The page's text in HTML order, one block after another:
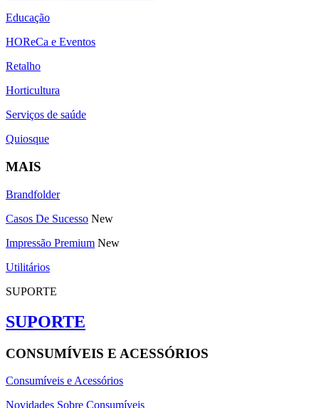
Educação
HOReCa e Eventos
Retalho
Horticultura
Serviços de saúde
Quiosque
MAIS
Brandfolder
Casos De Sucesso New
Impressão Premium New
Utilitários
SUPORTE
SUPORTE
CONSUMÍVEIS E ACESSÓRIOS
Consumíveis e Acessórios
Novidades Sobre Consumíveis